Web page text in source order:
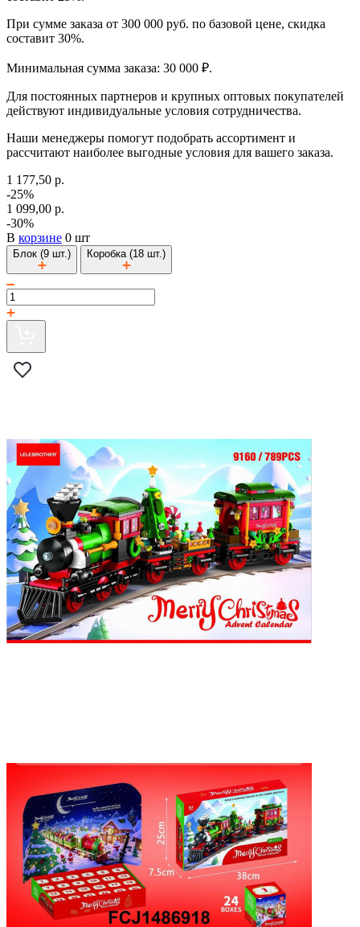
При сумме заказа от 300 000 руб. по базовой цене, скидка
составит 30%.
Минимальная сумма заказа: 30 000 ₽.
Для постоянных партнеров и крупных оптовых покупателей
действуют индивидуальные условия сотрудничества.
Наши менеджеры помогут подобрать ассортимент и
рассчитают наиболее выгодные условия для вашего заказа.
1 177,50 р.
-25%
1 099,00 р.
-30%
В корзине 0 шт
Блок (9 шт.) Коробка (18 шт.)